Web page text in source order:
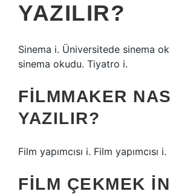
YAZILIR?
Sinema i. Üniversitede sinema
sinema okudu. Tiyatro i.
FILMMAKER
YAZILIR?
Film yapımcısı i. Film yapımcısı i.
FILM ÇEKMEK